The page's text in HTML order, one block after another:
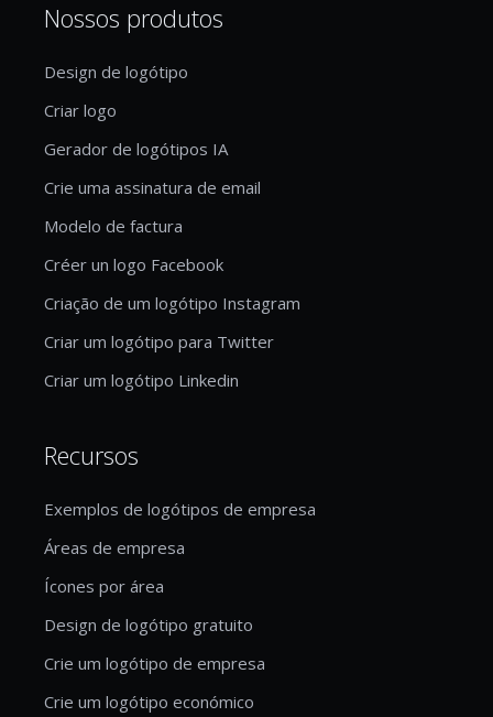
Nossos produtos
Design de logótipo
Criar logo
Gerador de logótipos IA
Crie uma assinatura de email
Modelo de factura
Créer un logo Facebook
Criação de um logótipo Instagram
Criar um logótipo para Twitter
Criar um logótipo Linkedin
Recursos
Exemplos de logótipos de empresa
Áreas de empresa
Ícones por área
Design de logótipo gratuito
Crie um logótipo de empresa
Crie um logótipo económico